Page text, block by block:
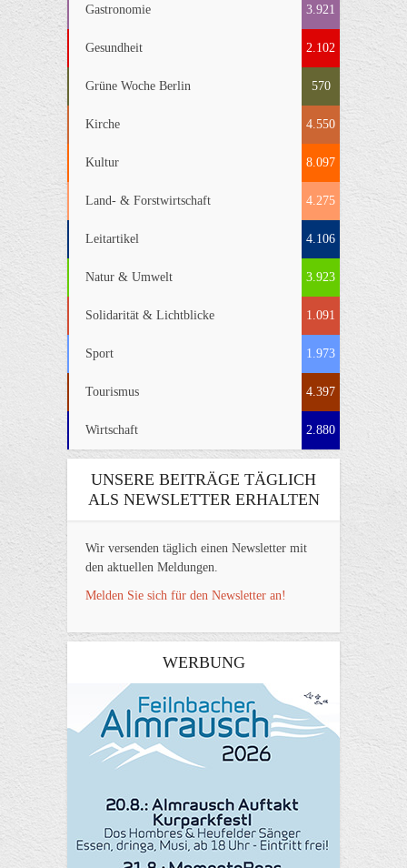
Gastronomie 3.921
Gesundheit 2.102
Grüne Woche Berlin 570
Kirche 4.550
Kultur 8.097
Land- & Forstwirtschaft 4.275
Leitartikel 4.106
Natur & Umwelt 3.923
Solidarität & Lichtblicke 1.091
Sport 1.973
Tourismus 4.397
Wirtschaft 2.880
UNSERE BEITRÄGE TÄGLICH
ALS NEWSLETTER ERHALTEN
Wir versenden täglich einen Newsletter mit
den aktuellen Meldungen.
Melden Sie sich für den Newsletter an!
WERBUNG